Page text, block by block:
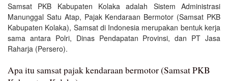
Samsat PKB Kabupaten Kolaka adalah Sistem Administrasi
Manunggal Satu Atap, Pajak Kendaraan Bermotor (Samsat PKB
Kabupaten Kolaka), Samsat di Indonesia merupakan bentuk kerja
sama antara Polri, Dinas Pendapatan Provinsi, dan PT Jasa
Raharja (Persero).
Apa itu samsat pajak kendaraan bermotor (Samsat PKB